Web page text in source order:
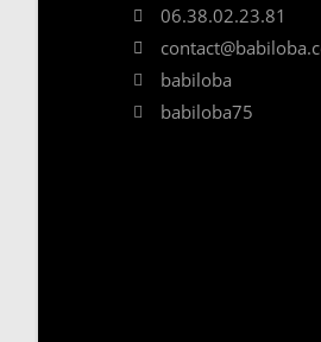
06.38.02.23.81
babiloba
babiloba75